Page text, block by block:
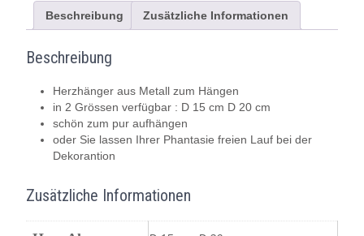
Grössen
Menge
Beschreibung Zusätzliche Informationen
Beschreibung
Herzhänger aus Metall zum Hängen
in 2 Grössen verfügbar : D 15 cm D 20 cm
schön zum pur aufhängen
oder Sie lassen Ihrer Phantasie freien Lauf bei der
Dekorantion
Zusätzliche Informationen